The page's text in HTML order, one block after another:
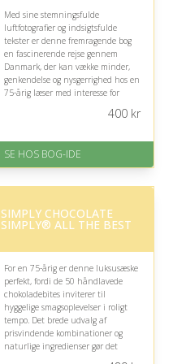
Med sine stemningsfulde
luftfotografier og indsigtsfulde
tekster er denne fremragende bog
en fascinerende rejse gennem
Danmark, der kan vække minder,
genkendelse og nysgerrighed hos en
75-årig læser med interesse for
På lager
Levering: 1-3 hverdage -
Gratis fragt
på 4.6 ud af 5
400kr
SE HOS BOG-IDE
SIMPLY CHOCOLATE
SIMPLY® ALL THE BEST
For en 75-årig er denne luksusæske
perfekt, fordi de 50 håndlavede
chokoladebites inviterer til
hyggelige smagsoplevelser i roligt
tempo. Det brede udvalg af
prisvindende kombinationer og
naturlige ingredienser gør det